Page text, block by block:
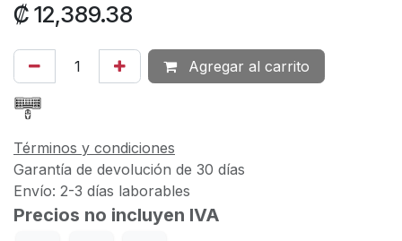
₡ 12,389.38
Agregar al carrito
Términos y condiciones
Garantía de devolución de 30 días
Envío: 2-3 días laborables
Precios no incluyen IVA